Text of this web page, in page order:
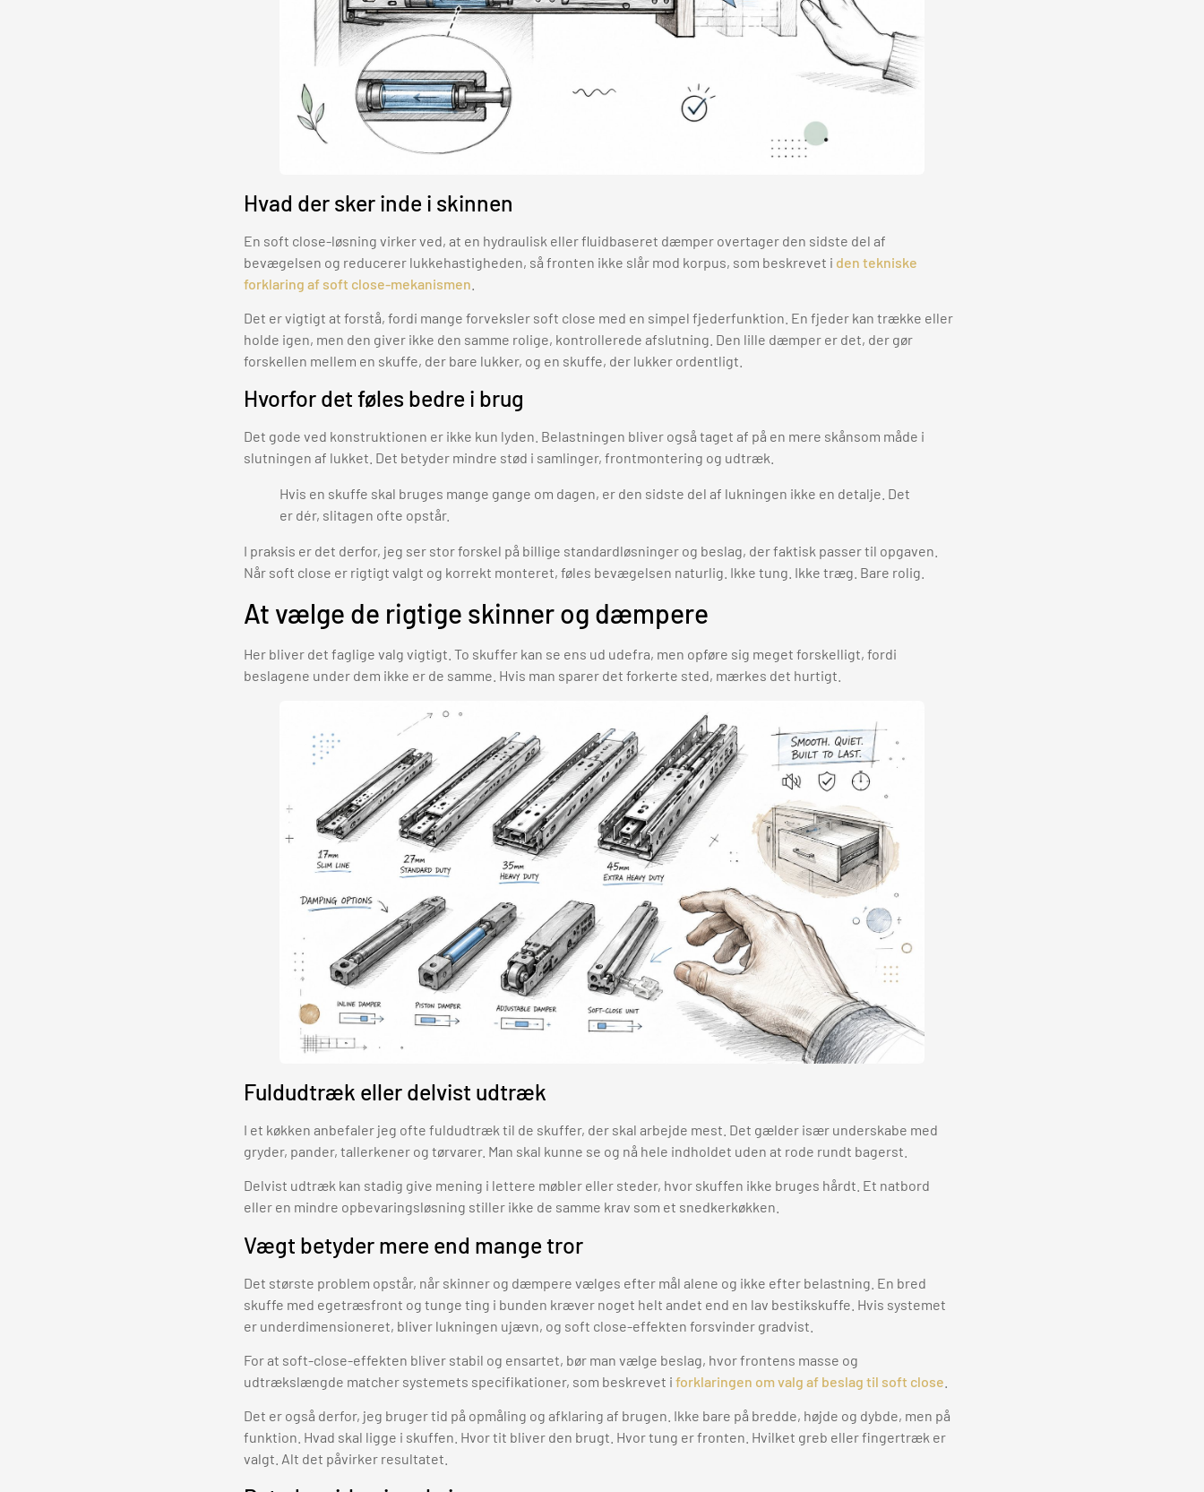
Hvad der sker inde i skinnen
En soft close-løsning virker ved, at en hydraulisk eller fluidbaseret dæmper overtager den sidste del af
bevægelsen og reducerer lukkehastigheden, så fronten ikke slår mod korpus, som beskrevet i den tekniske
forklaring af soft close-mekanismen
Det er vigtigt at forstå, fordi mange forveksler soft close med en simpel fjederfunktion. En fjeder kan trække eller
holde igen, men den giver ikke den samme rolige, kontrollerede afslutning. Den lille dæmper er det, der gør
forskellen mellem en skuffe, der bare lukker, og en skuffe, der lukker ordentligt.
Hvorfor det føles bedre i brug
Det gode ved konstruktionen er ikke kun lyden. Belastningen bliver også taget af på en mere skånsom måde i
slutningen af lukket. Det betyder mindre stød i samlinger, frontmontering og udtræk.
Hvis en skuffe skal bruges mange gange om dagen, er den sidste del af lukningen ikke en detalje. Det
er dér, slitagen ofte opstår.
I praksis er det derfor, jeg ser stor forskel på billige standardløsninger og beslag, der faktisk passer til opgaven.
Når soft close er rigtigt valgt og korrekt monteret, føles bevægelsen naturlig. Ikke tung. Ikke træg. Bare rolig.
At vælge de rigtige skinner og dæmpere
Her bliver det faglige valg vigtigt. To skuffer kan se ens ud udefra, men opføre sig meget forskelligt, fordi
beslagene under dem ikke er de samme. Hvis man sparer det forkerte sted, mærkes det hurtigt.
Fuldudtræk eller delvist udtræk
I et køkken anbefaler jeg ofte fuldudtræk til de skuffer, der skal arbejde mest. Det gælder især underskabe med
gryder, pander, tallerkener og tørvarer. Man skal kunne se og nå hele indholdet uden at rode rundt bagerst.
Delvist udtræk kan stadig give mening i lettere møbler eller steder, hvor skuffen ikke bruges hårdt. Et natbord
eller en mindre opbevaringsløsning stiller ikke de samme krav som et snedkerkøkken.
Vægt betyder mere end mange tror
Det største problem opstår, når skinner og dæmpere vælges efter mål alene og ikke efter belastning. En bred
skuffe med egetræsfront og tunge ting i bunden kræver noget helt andet end en lav bestikskuffe. Hvis systemet
er underdimensioneret, bliver lukningen ujævn, og soft close-effekten forsvinder gradvist.
For at soft-close-effekten bliver stabil og ensartet, bør man vælge beslag, hvor frontens masse og
udtrækslængde matcher systemets specifikationer, som beskrevet i forklaringen om valg af beslag til soft close
Det er også derfor, jeg bruger tid på opmåling og afklaring af brugen. Ikke bare på bredde, højde og dybde, men på
funktion. Hvad skal ligge i skuffen. Hvor tit bliver den brugt. Hvor tung er fronten. Hvilket greb eller fingertræk er
valgt. Alt det påvirker resultatet.